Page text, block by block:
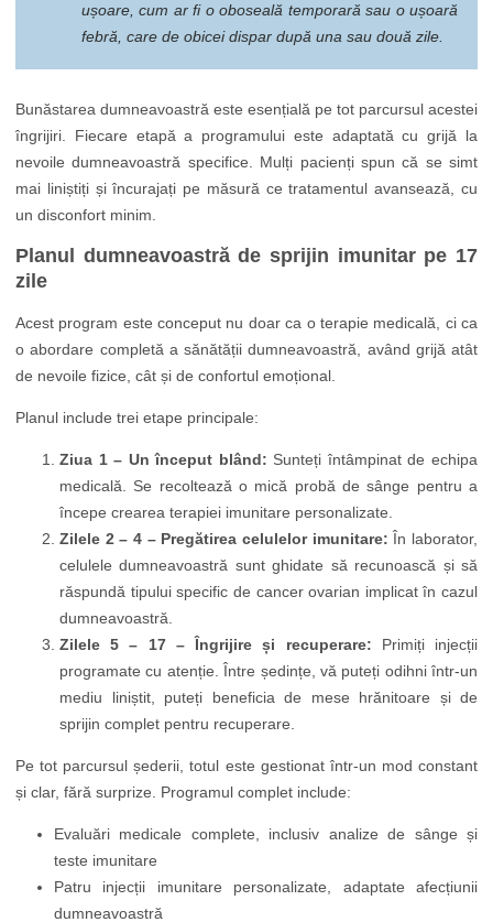
ușoare, cum ar fi o oboseală temporară sau o ușoară
febră, care de obicei dispar după una sau două zile.
Bunăstarea dumneavoastră este esențială pe tot parcursul acestei
îngrijiri. Fiecare etapă a programului este adaptată cu grijă la
nevoile dumneavoastră specifice. Mulți pacienți spun că se simt
mai liniștiți și încurajați pe măsură ce tratamentul avansează, cu
un disconfort minim.
Planul dumneavoastră de sprijin imunitar pe 17
zile
Acest program este conceput nu doar ca o terapie medicală, ci ca
o abordare completă a sănătății dumneavoastră, având grijă atât
de nevoile fizice, cât și de confortul emoțional.
Planul include trei etape principale:
Ziua 1 – Un început blând: Sunteți întâmpinat de echipa
medicală. Se recoltează o mică probă de sânge pentru a
începe crearea terapiei imunitare personalizate.
Zilele 2 – 4 – Pregătirea celulelor imunitare: În laborator,
celulele dumneavoastră sunt ghidate să recunoască și să
răspundă tipului specific de cancer ovarian implicat în cazul
dumneavoastră.
Zilele 5 – 17 – Îngrijire și recuperare: Primiți injecții
programate cu atenție. Între ședințe, vă puteți odihni într-un
mediu liniștit, puteți beneficia de mese hrănitoare și de
sprijin complet pentru recuperare.
Pe tot parcursul șederii, totul este gestionat într-un mod constant
și clar, fără surprize. Programul complet include:
Evaluări medicale complete, inclusiv analize de sânge și
teste imunitare
Patru injecții imunitare personalizate, adaptate afecțiunii
dumneavoastră